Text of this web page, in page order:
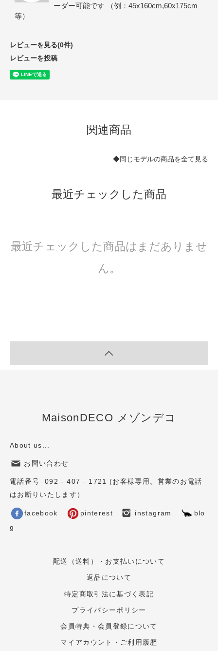
ーダー可能です （例：45x160cm,60x175cm
等）
レビューを見る(0件)
レビューを投稿
関連商品
◆同じモデルの商品を全て見る
最近チェックした商品
最近チェックした商品はまだありませ
ん。
MaisonDECO メゾンデコ
About us...
お問い合わせ
電話番号 092 - 407 - 1721 (お客様専用。営業のお電話
はお断りいたします）
facebook pinterest instagram
blo
g
配送（送料）・お支払いについて
返品について
特定商取引法に基づく表記
プライバシーポリシー
会員特典・会員登録について
マイアカウント・ご利用履歴